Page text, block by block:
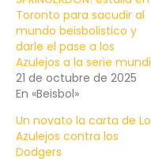
Toronto para sacudir al
mundo beisbolistico y
darle el pase a los
Azulejos a la serie
21 de octubre de 2025
En «Beisbol»
Un novato la carta de
Azulejos contra los
Dodgers